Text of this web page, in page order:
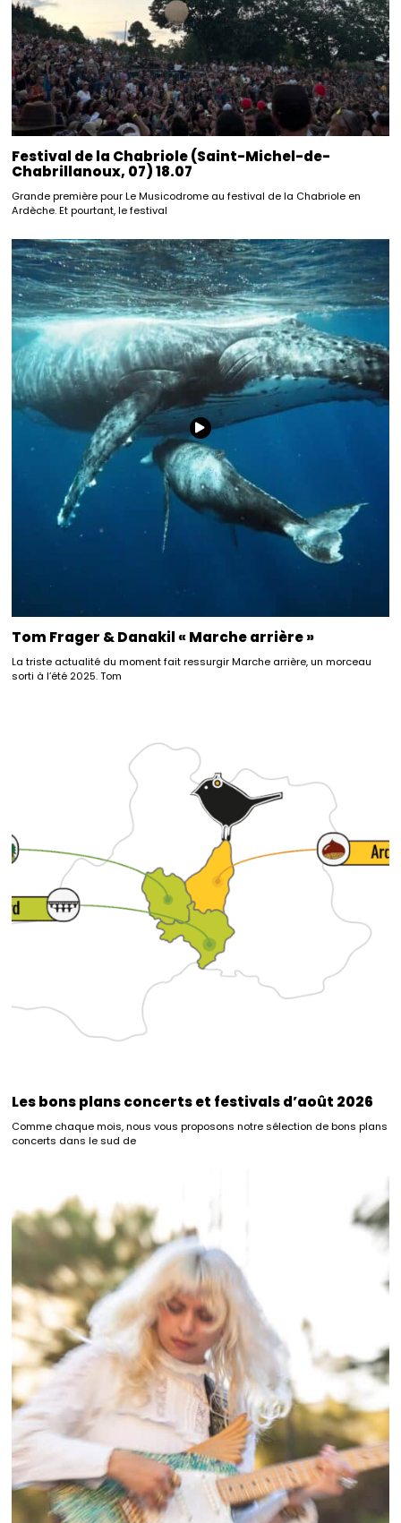
Festival de la Chabriole (Saint-Michel-de-
Chabrillanoux, 07) 18.07
Grande première pour Le Musicodrome au festival de la Chabriole en
Ardèche. Et pourtant, le festival
Tom Frager & Danakil « Marche arrière »
La triste actualité du moment fait ressurgir Marche arrière, un morceau
sorti à l’été 2025. Tom
Les bons plans concerts et festivals d’août 2026
Comme chaque mois, nous vous proposons notre sélection de bons plans
concerts dans le sud de